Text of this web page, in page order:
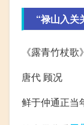
“禄山入关
《露青竹杖歌》
唐代 顾况
鲜于仲通正当